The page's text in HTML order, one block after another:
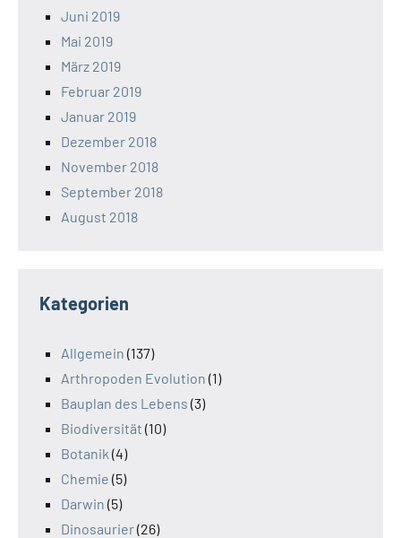
Juni 2019
Mai 2019
März 2019
Februar 2019
Januar 2019
Dezember 2018
November 2018
September 2018
August 2018
Kategorien
Allgemein (137)
Arthropoden Evolution (1)
Bauplan des Lebens (3)
Biodiversität (10)
Botanik (4)
Chemie (5)
Darwin (5)
Dinosaurier(26)